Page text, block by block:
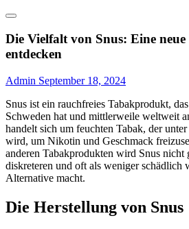
Die Vielfalt von Snus: Eine neue
entdecken
Admin September 18, 2024
Snus ist ein rauchfreies Tabakprodukt,
Schweden hat und mittlerweile weltweit
handelt sich um feuchten Tabak, der
wird, um Nikotin und Geschmack
anderen Tabakprodukten wird Snus nicht
diskreteren und oft als weniger schädlich
Alternative macht.
Die Herstellung von Snus